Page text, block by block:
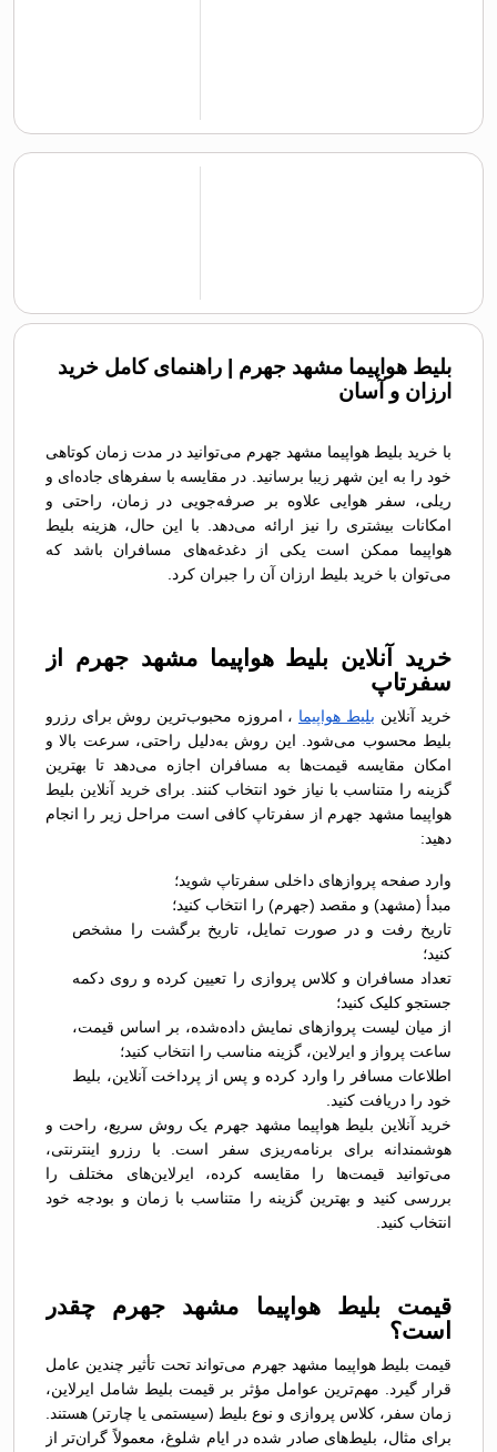
بلیط هواپیما مشهد جهرم | راهنمای کامل خرید
ارزان و آسان
با خرید بلیط هواپیما مشهد جهرم می‌توانید در مدت زمان کوتاهی
خود را به این شهر زیبا برسانید. در مقایسه با سفرهای جاده‌ای و
ریلی، سفر هوایی علاوه بر صرفه‌جویی در زمان، راحتی و
امکانات بیشتری را نیز ارائه می‌دهد. با این حال، هزینه بلیط
هواپیما ممکن است یکی از دغدغه‌های مسافران باشد که
می‌توان با خرید بلیط ارزان آن را جبران کرد.
خرید آنلاین بلیط هواپیما مشهد جهرم از
سفرتاپ
خرید آنلاین بلیط هواپیما ، امروزه محبوب‌ترین روش برای رزرو
بلیط محسوب می‌شود. این روش به‌دلیل راحتی، سرعت بالا و
امکان مقایسه قیمت‌ها به مسافران اجازه می‌دهد تا بهترین
گزینه را متناسب با نیاز خود انتخاب کنند. برای خرید آنلاین بلیط
هواپیما مشهد جهرم از سفرتاپ کافی است مراحل زیر را انجام
دهید:
وارد صفحه پروازهای داخلی سفرتاپ شوید؛
مبدأ (مشهد) و مقصد (جهرم) را انتخاب کنید؛
تاریخ رفت و در صورت تمایل، تاریخ برگشت را مشخص
کنید؛
تعداد مسافران و کلاس پروازی را تعیین کرده و روی دکمه
جستجو کلیک کنید؛
از میان لیست پروازهای نمایش داده‌شده، بر اساس قیمت،
ساعت پرواز و ایرلاین، گزینه مناسب را انتخاب کنید؛
اطلاعات مسافر را وارد کرده و پس از پرداخت آنلاین، بلیط
خود را دریافت کنید.
خرید آنلاین بلیط هواپیما مشهد جهرم یک روش سریع، راحت و
هوشمندانه برای برنامه‌ریزی سفر است. با رزرو اینترنتی،
می‌توانید قیمت‌ها را مقایسه کرده، ایرلاین‌های مختلف را
بررسی کنید و بهترین گزینه را متناسب با زمان و بودجه خود
انتخاب کنید.
قیمت بلیط هواپیما مشهد جهرم چقدر
است؟
قیمت بلیط هواپیما مشهد جهرم می‌تواند تحت تأثیر چندین عامل
قرار گیرد. مهم‌ترین عوامل مؤثر بر قیمت بلیط شامل ایرلاین،
زمان سفر، کلاس پروازی و نوع بلیط (سیستمی یا چارتر) هستند.
برای مثال، بلیط‌های صادر شده در ایام شلوغ، معمولاً گران‌تر از